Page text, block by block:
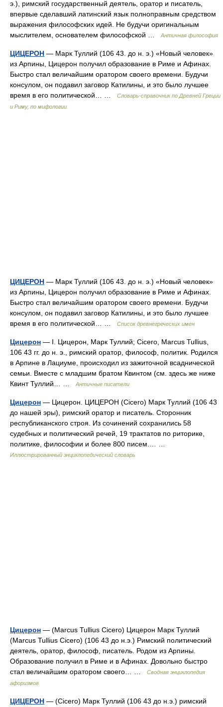
э.), римский государственный деятель, оратор и писатель,
впервые сделавший латинский язык полноправным средством
выражения философских идей. Не будучи оригинальным
мыслителем, основателем философской …
Античная философия
ЦИЦЕРОН — Марк Туллий (106 43. до н. э.) «Новый человек»
из Арпины, Цицерон получил образование в Риме и Афинах.
Быстро стал величайшим оратором своего времени. Будучи
консулом, он подавил заговор Катилины, и это было лучшее
время в его политической… …
Cловарь-справочник по Древней Греции
и Риму, по мифологии
ЦИЦЕРОН — Марк Туллий (106 43. до н. э.) «Новый человек»
из Арпины, Цицерон получил образование в Риме и Афинах.
Быстро стал величайшим оратором своего времени. Будучи
консулом, он подавил заговор Катилины, и это было лучшее
время в его политической… …
Список древнегреческих имен
Цицерон — I. Цицерон, Марк Туллий; Cicero, Marcus Tullius,
106 43 гг. до н. э., римский оратор, философ, политик. Родился
в Арпине в Лациуме, происходил из зажиточной всаднической
семьи. Вместе с младшим братом Квинтом (см. здесь же ниже
Квинт Туллий… …
Античные писатели
Цицерон — Цицерон. ЦИЦЕРОН (Cicero) Марк Туллий (106 43
до нашей эры), римский оратор и писатель. Сторонник
республиканского строя. Из сочинений сохранились 58
судебных и политический речей, 19 трактатов по риторике,
политике, философии и более 800 писем.… …
Иллюстрированный энциклопедический словарь
Цицерон — (Marcus Tullius Cicero) Цицерон Марк Туллий
(Marcus Tullius Cicero) (106 43 до н.э.) Римский политический
деятель, оратор, философ, писатель. Родом из Арпины.
Образование получил в Риме и в Афинах. Довольно быстро
стал величайшим оратором своего… …
Сводная энциклопедия
афоризмов
ЦИЦЕРОН — (Cicero) Марк Туллий (106 43 до н.э.) римский